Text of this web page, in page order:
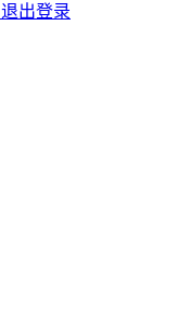
退出登录